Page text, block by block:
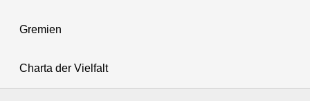
Gremien
Charta der Vielfalt